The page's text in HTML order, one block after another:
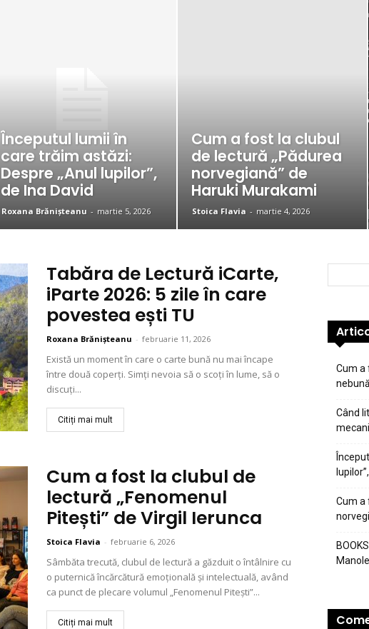
Începutul lumii în
care trăim astăzi:
Despre „Anul lupilor”,
de Ina David
Roxana Brănișteanu - martie 5, 2026
Cum a fost la clubul
de lectură „Pădurea
norvegiană” de
Haruki Murakami
Stoica Flavia - martie 4, 2026
Tabăra de Lectură iCarte,
iParte 2026: 5 zile în care
povestea ești TU
Roxana Brănișteanu - februarie 11, 2026
Există un moment în care o carte bună nu mai încape
între două coperți. Simți nevoia să o scoți în lume, să o
discuți...
Citiți mai mult
Cum a fost la clubul de
lectură „Fenomenul
Pitești” de Virgil Ierunca
Stoica Flavia - februarie 6, 2026
Sâmbăta trecută, clubul de lectură a găzduit o întâlnire cu
o puternică încărcătură emoțională și intelectuală, având
ca punct de plecare volumul „Fenomenul Pitești”...
Citiți mai mult
Cum a
Când
Cum a
Manole